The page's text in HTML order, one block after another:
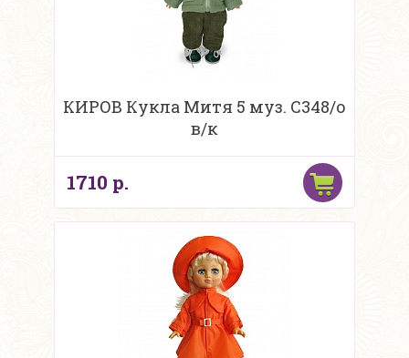
КИРОВ Кукла Митя 5 муз. С348/о
в/к
1710 р.